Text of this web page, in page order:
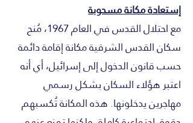
إستعادة مكانة مسحوبة
مع احتلال القدس في العام 1967، مُنح
سكان القدس الشرقية مكانة إقامة دائمة
حسب قانون الدخول إلى إسرائيل، أي أنه
اعتبر هؤلاء السكان بشكل رسمي
مهاجرين يدخلونها. هذه المكانة تُكسبهم